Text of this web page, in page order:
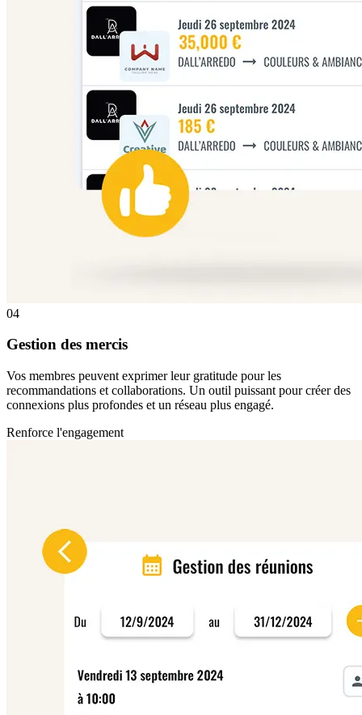
04
Gestion des mercis
Vos membres peuvent exprimer leur gratitude pour les
recommandations et collaborations. Un outil puissant pour créer des
connexions plus profondes et un réseau plus engagé.
Renforce l'engagement